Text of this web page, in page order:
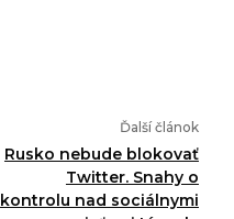
Ďalší článok
Rusko nebude blokovať
Twitter. Snahy o
kontrolu nad sociálnymi